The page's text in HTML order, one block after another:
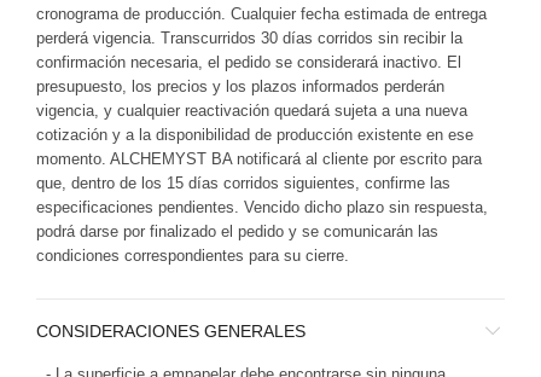
cronograma de producción. Cualquier fecha estimada de entrega
perderá vigencia. Transcurridos 30 días corridos sin recibir la
confirmación necesaria, el pedido se considerará inactivo. El
presupuesto, los precios y los plazos informados perderán
vigencia, y cualquier reactivación quedará sujeta a una nueva
cotización y a la disponibilidad de producción existente en ese
momento. ALCHEMYST BA notificará al cliente por escrito para
que, dentro de los 15 días corridos siguientes, confirme las
especificaciones pendientes. Vencido dicho plazo sin respuesta,
podrá darse por finalizado el pedido y se comunicarán las
condiciones correspondientes para su cierre.
CONSIDERACIONES GENERALES